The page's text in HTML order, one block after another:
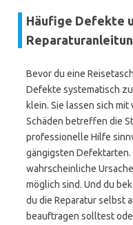
Häufige Defekte
Bevor du eine
Defekte systematisch
klein. Sie lassen sich
Schäden betreffen die
professionelle Hilfe
gängigsten
wahrscheinliche
möglich sind. Und du
du die Reparatur selbst
beauftragen solltest